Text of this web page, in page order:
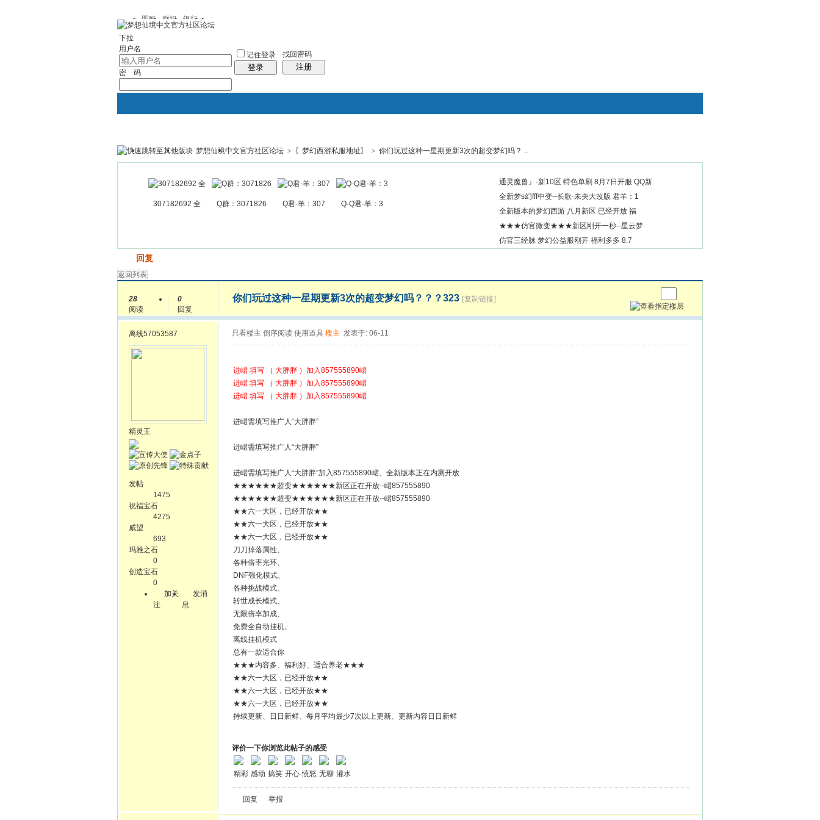
图酷 群组 银行
下拉
用户名
密 码
记住登录
登录
找回密码
注册
银行 群组聚合 我的空间
帖子
搜索
梦想仙境中文官方社区论坛 > 〖梦幻西游私服地址〗 > 你们玩过这种一星期更新3次的超变梦幻吗？ ..
307182692 全 Q群：3071826 Q君-羊：307 Q-Q君-羊：3
通灵魔兽』·新10区 特色单刷 8月7日开服 QQ新
全新梦s幻fff中变--长歌·未央大改版 君羊：1
全新版本的梦幻西游 八月新区 已经开放 福
★★★仿官微变★★★新区刚开一秒--星云梦
仿官三经脉 梦幻公益服刚开 福利多多 8.7
回复
返回列表
28
阅读
0
回复
你们玩过这种一星期更新3次的超变梦幻吗？？？323 [复制链接]
离线57053587
精灵王
发帖
1475
祝福宝石
4275
威望
693
玛雅之石
0
创造宝石
0
加关
注
发消
息
只看楼主 倒序阅读 使用道具 楼主 发表于: 06-11
进峮 填写 （ 大胖胖 ）加入857555890峮
进峮 填写 （ 大胖胖 ）加入857555890峮
进峮 填写 （ 大胖胖 ）加入857555890峮
进峮需填写推广人“大胖胖”
进峮需填写推广人“大胖胖”
进峮需填写推广人“大胖胖”加入857555890峮、全新版本正在内测开放
★★★★★★超变★★★★★★新区正在开放--峮857555890
★★★★★★超变★★★★★★新区正在开放--峮857555890
★★六一大区，已经开放★★
★★六一大区，已经开放★★
★★六一大区，已经开放★★
刀刀掉落属性、
各种倍率光环、
DNF强化模式、
各种挑战模式、
转世成长模式、
无限倍率加成、
免费全自动挂机、
离线挂机模式
总有一款适合你
★★★内容多、福利好、适合养老★★★
★★六一大区，已经开放★★
★★六一大区，已经开放★★
★★六一大区，已经开放★★
持续更新、日日新鲜、每月平均最少7次以上更新、更新内容日日新鲜
评价一下你浏览此帖子的感受
精彩 感动 搞笑 开心 愤怒 无聊 灌水
回复 举报